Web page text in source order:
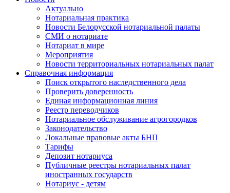
Актуально
Нотариальная практика
Новости Белорусской нотариальной палаты
СМИ о нотариате
Нотариат в мире
Мероприятия
Новости территориальных нотариальных палат
Справочная информация
Поиск открытого наследственного дела
Проверить доверенность
Единая информационная линия
Реестр переводчиков
Нотариальное обслуживание агрогородков
Законодательство
Локальные правовые акты БНП
Тарифы
Депозит нотариуса
Публичные реестры нотариальных палат
иностранных государств
Нотариус - детям